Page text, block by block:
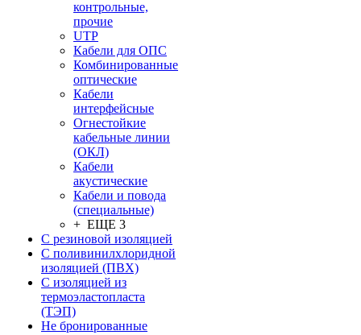
контрольные,
прочие
UTP
Кабели для ОПС
Комбинированные
оптические
Кабели
интерфейсные
Огнестойкие
кабельные линии
(ОКЛ)
Кабели
акустические
Кабели и повода
(специальные)
+ ЕЩЕ 3
С резиновой изоляцией
С поливинилхлоридной
изоляцией (ПВХ)
С изоляцией из
термоэластопласта
(ТЭП)
Не бронированные